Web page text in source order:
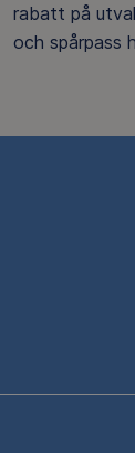
rabatt på
och spårpass